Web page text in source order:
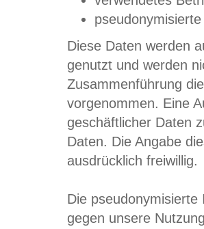
Diese Daten werden
genutzt und werden
Zusammenführung
vorgenommen. Eine
geschäftlicher Daten
Daten. Die Angabe
ausdrücklich freiwillig.
Die
gegen unsere